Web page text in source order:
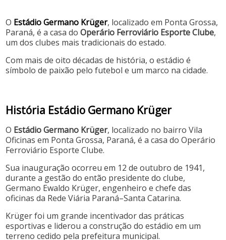
O Estádio Germano Krüger, localizado em Ponta Grossa,
Paraná, é a casa doOperário Ferroviário Esporte Clube,
um dos clubes mais tradicionais do estado.
Com mais de oito décadas de história, o estádio é
símbolo de paixão pelo futebol e um marco na cidade.
História Estádio Germano Krüger
O Estádio Germano Krüger, localizado no bairro Vila
Oficinas em Ponta Grossa, Paraná, é a casa do Operário
Ferroviário Esporte Clube.
Sua inauguração ocorreu em 12 de outubro de 1941,
durante a gestão do então presidente do clube,
Germano Ewaldo Krüger, engenheiro e chefe das
oficinas da Rede Viária Paraná–Santa Catarina.
Krüger foi um grande incentivador das práticas
esportivas e liderou a construção do estádio em um
terreno cedido pela prefeitura municipal.